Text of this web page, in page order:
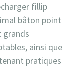
fillip
bâton point
grands
ainsi que
pratiques